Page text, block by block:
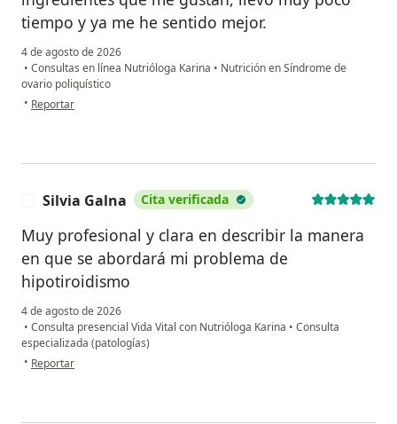
tiempo y ya me he sentido mejor.
4 de agosto de 2026
• Consultas en línea Nutrióloga Karina • Nutrición en Síndrome de
ovario poliquístico
• en opinión del usuario Janeth
Reportar
Silvia Galna Cita verificada
Muy profesional y clara en describir la manera
en que se abordará mi problema de
hipotiroidismo
4 de agosto de 2026
• Consulta presencial Vida Vital con Nutrióloga Karina • Consulta
especializada (patologías)
• en opinión del usuario Silvia Galna
Reportar